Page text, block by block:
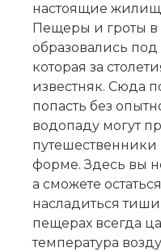
настоящие
Пещеры и гроты
образовались
которая за
известняк. Сюда
попасть без
водопаду могут
форме. Здесь вы
а сможете
насладиться
пещерах всегда
температура